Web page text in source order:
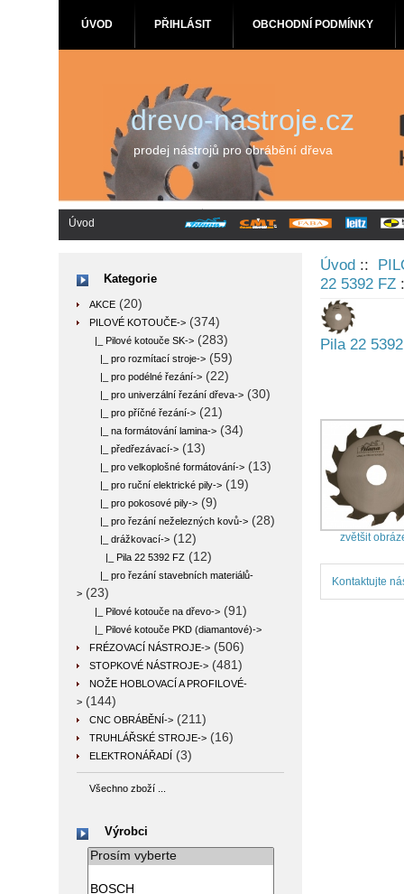
ÚVOD PŘIHLÁSIT OBCHODNÍ PODMÍNKY
drevo-nastroje.cz
prodej nástrojů pro obrábění dřeva
Úvod
Kategorie
AKCE (20)
PILOVÉ KOTOUČE-> (374)
|_ Pilové kotouče SK-> (283)
|_ pro rozmítací stroje-> (59)
|_ pro podélné řezání-> (22)
|_ pro univerzální řezání dřeva-> (30)
|_ pro příčné řezání-> (21)
|_ na formátování lamina-> (34)
|_ předřezávací-> (13)
|_ pro velkoplošné formátování-> (13)
|_ pro ruční elektrické pily-> (19)
|_ pro pokosové pily-> (9)
|_ pro řezání neželezných kovů-> (28)
|_ drážkovací-> (12)
|_ Pila 22 5392 FZ (12)
|_ pro řezání stavebních materiálů-
> (23)
|_ Pilové kotouče na dřevo-> (91)
|_ Pilové kotouče PKD (diamantové)->
FRÉZOVACÍ NÁSTROJE-> (506)
STOPKOVÉ NÁSTROJE-> (481)
NOŽE HOBLOVACÍ A PROFILOVÉ-
> (144)
CNC OBRÁBĚNÍ-> (211)
TRUHLÁŘSKÉ STROJE-> (16)
ELEKTRONÁŘADÍ (3)
Všechno zboží ...
Výrobci
Úvod ::
22 5392 FZ
Pila 22
zvětšit
Kontaktujte